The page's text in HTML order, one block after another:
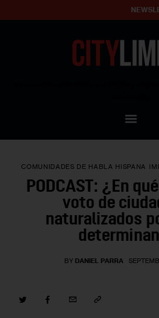
Our Standards
Contact Us
COMUNIDADES DE HABLA HISPANA
PODCAST: ¿En
voto de
naturalizados
BY DANIEL PARRA